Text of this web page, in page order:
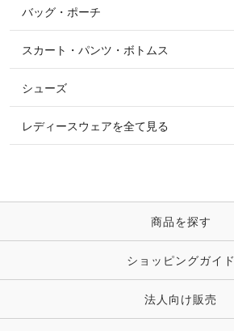
シャツ・ブラウス・ワンピース
ソックス
ベルト
時計・財布・キーケース・革小物
キーホルダー・チャーム・ストラップ
その他 ファッション雑貨
すべてのアクセサリー
リング
ピアス・イヤリング
ピン・ブローチ・コサージュ
その他 アクセサリー
バッグ・ポーチ
スカート・パンツ・ボトムス
シューズ
レディースウェアを全て見る
商品を探す
ショッピングガイド
法人向け販売